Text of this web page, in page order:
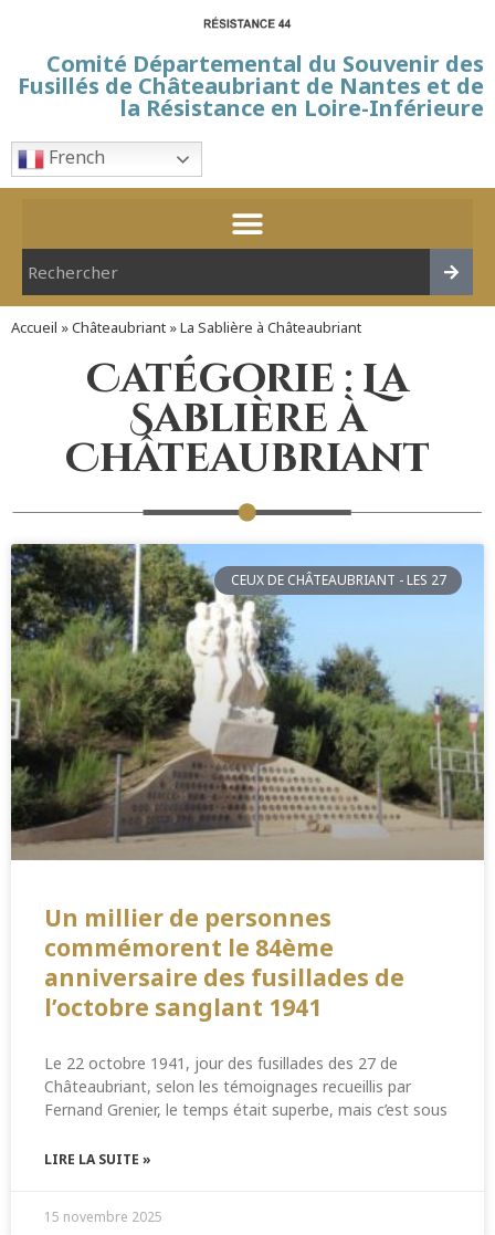
Comité Départemental du Souvenir des
Fusillés de Châteaubriant de Nantes et de
la Résistance en Loire-Inférieure
French
Accueil »Châteaubriant »La Sablière à Châteaubriant
Catégorie : La
Sablière à
Châteaubriant
CEUX DE CHÂTEAUBRIANT - LES 27
Un millier de personnes
commémorent le 84ème
anniversaire des fusillades de
l’octobre sanglant 1941
Le 22 octobre 1941, jour des fusillades des 27 de
Châteaubriant, selon les témoignages recueillis par
Fernand Grenier, le temps était superbe, mais c’est sous
LIRE LA SUITE »
15 novembre 2025